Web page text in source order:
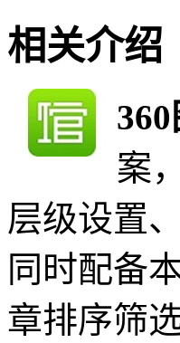
相关介绍
案
层级设置
同时配备
章排序筛